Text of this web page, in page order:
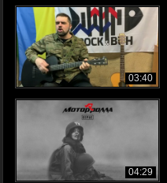
03:40
04:29